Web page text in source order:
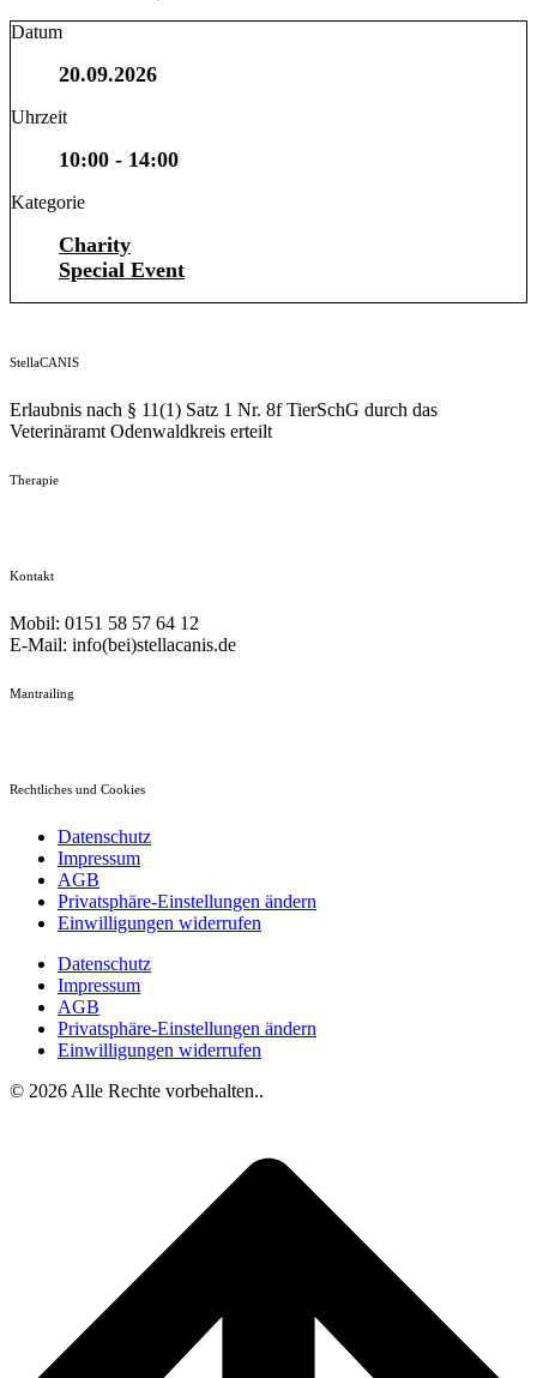
Datum
20.09.2026
Uhrzeit
10:00 - 14:00
Kategorie
Charity
Special Event
StellaCANIS
Erlaubnis nach § 11(1) Satz 1 Nr. 8f TierSchG durch das
Veterinäramt Odenwaldkreis erteilt
Therapie
Kontakt
Mobil: 0151 58 57 64 12
E-Mail: info(bei)stellacanis.de
Mantrailing
Rechtliches und Cookies
Datenschutz
Impressum
AGB
Privatsphäre-Einstellungen ändern
Einwilligungen widerrufen
Datenschutz
Impressum
AGB
Privatsphäre-Einstellungen ändern
Einwilligungen widerrufen
© 2026 Alle Rechte vorbehalten..